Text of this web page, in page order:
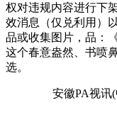
权对违规内容进行下
效消息（仅兑利用）
品或收集图片，品：
这个春意盎然、书喷
选。
安徽PA视讯